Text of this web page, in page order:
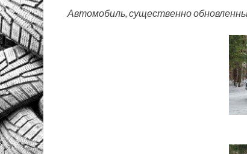
Автомобиль, существенно